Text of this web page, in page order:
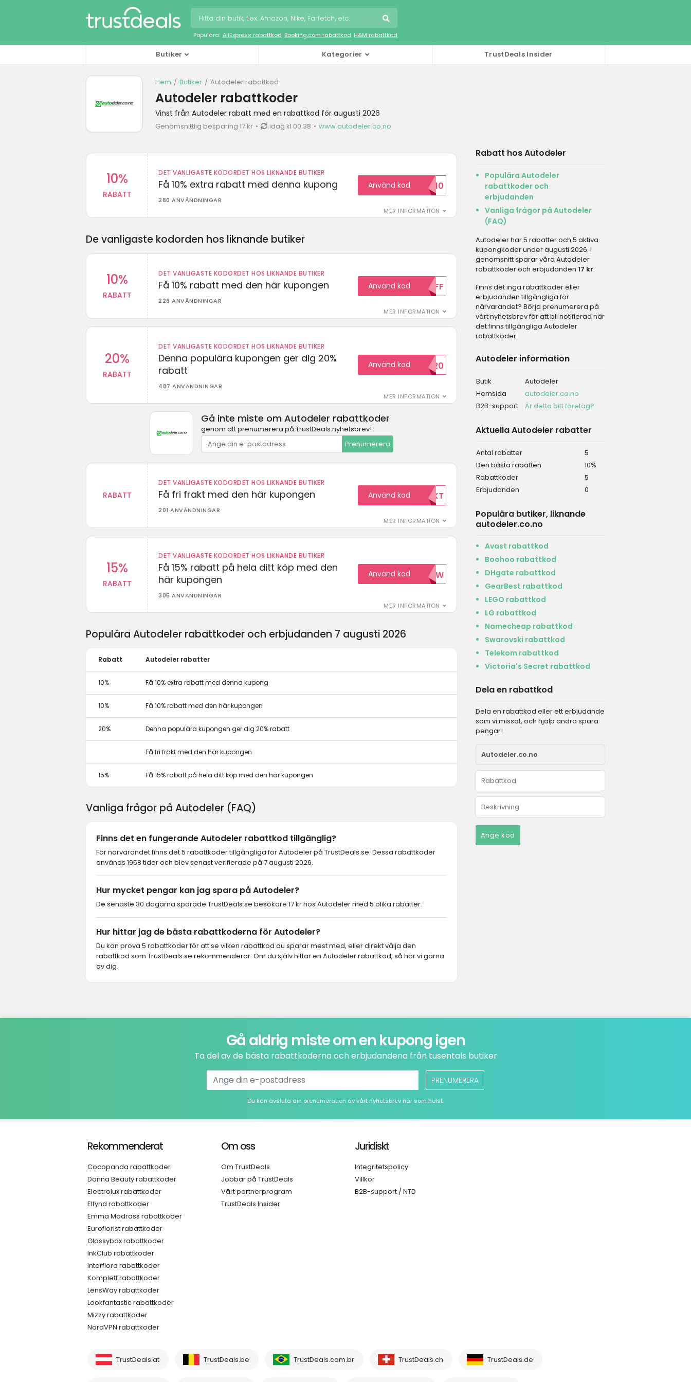
Populära: AliExpress rabattkod Booking.com rabattkod H&M rabattkod
Butiker Kategorier TrustDeals Insider
Hem Butiker Autodeler rabattkod
Autodeler rabattkoder
Vinst från Autodeler rabatt med en rabattkod för augusti 2026
Genomsnittlig besparing 17 kr idag kl 00:38 www.autodeler.co.no
10%
RABATT
DET VANLIGASTE KODORDET HOS LIKNANDE BUTIKER
Få 10% extra rabatt med denna kupong
280 ANVÄNDNINGAR
MER INFORMATION
Använd kod
VILKOMMEN10
De vanligaste kodorden hos liknande butiker
10%
RABATT
DET VANLIGASTE KODORDET HOS LIKNANDE BUTIKER
Få 10% rabatt med den här kupongen
226 ANVÄNDNINGAR
MER INFORMATION
Använd kod 10OFF
20%
RABATT
DET VANLIGASTE KODORDET HOS LIKNANDE BUTIKER
Denna populära kupongen ger dig 20%
rabatt
487 ANVÄNDNINGAR
MER INFORMATION
Använd kodHELLO20
Gå inte miste om Autodeler rabattkoder
genom att prenumerera på TrustDeals nyhetsbrev!
Prenumerera
RABATT
DET VANLIGASTE KODORDET HOS LIKNANDE BUTIKER
Få fri frakt med den här kupongen
201 ANVÄNDNINGAR
MER INFORMATION
Använd kodFRIFRAKT
15%
RABATT
DET VANLIGASTE KODORDET HOS LIKNANDE BUTIKER
Få 15% rabatt på hela ditt köp med den
här kupongen
305 ANVÄNDNINGAR
MER INFORMATION
Använd kod 15NOW
Rabatt hos Autodeler
Populära Autodeler
rabattkoder och
erbjudanden
Vanliga frågor på Autodeler
(FAQ)
Autodeler har 5 rabatter och 5 aktiva
kupongkoder under augusti 2026. I
genomsnitt sparar våra Autodeler
rabattkoder och erbjudanden 17 kr.
Finns det inga rabattkoder eller
erbjudanden tillgängliga för
närvarandet? Börja prenumerera på
vårt nyhetsbrev för att bli notifierad när
det finns tillgängliga Autodeler
rabattkoder.
Autodeler information
Butik
Autodeler
Hemsida
autodeler.co.no
B2B-support
Är detta ditt företag?
Aktuella Autodeler rabatter
Antal rabatter
5
Den bästa rabatten
10%
Rabattkoder
5
Erbjudanden
0
Populära butiker, liknande
autodeler.co.no
Avast rabattkod
Boohoo rabattkod
DHgate rabattkod
GearBest rabattkod
LEGO rabattkod
LG rabattkod
Namecheap rabattkod
Swarovski rabattkod
Telekom rabattkod
Victoria's Secret rabattkod
Dela en rabattkod
Dela en rabattkod eller ett erbjudande
som vi missat, och hjälp andra spara
pengar!
Ange kod
Populära Autodeler rabattkoder och erbjudanden 7 augusti 2026
Rabatt Autodeler rabatter
10% Få 10% extra rabatt med denna kupong
10% Få 10% rabatt med den här kupongen
20% Denna populära kupongen ger dig 20% rabatt
Få fri frakt med den här kupongen
15% Få 15% rabatt på hela ditt köp med den här kupongen
Vanliga frågor på Autodeler (FAQ)
Finns det en fungerande Autodeler rabattkod tillgänglig?
För närvarandet finns det 5 rabattkoder tillgängliga för Autodeler på TrustDeals.se. Dessa rabattkoder
används 1958 tider och blev senast verifierade på 7 augusti 2026.
Hur mycket pengar kan jag spara på Autodeler?
De senaste 30 dagarna sparade TrustDeals.se besökare 17 kr hos Autodeler med 5 olika rabatter.
Hur hittar jag de bästa rabattkoderna för Autodeler?
Du kan prova 5 rabattkoder för att se vilken rabattkod du sparar mest med, eller direkt välja den
rabattkod som TrustDeals.se rekommenderar. Om du själv hittar en Autodeler rabattkod, så hör vi gärna
av dig.
Gå aldrig miste om en kupong igen
Ta del av de bästa rabattkoderna och erbjudandena från tusentals butiker
PRENUMERERA
Du kan avsluta din prenumeration av vårt nyhetsbrev när som helst.
Rekommenderat
Cocopanda rabattkoder
Donna Beauty rabattkoder
Electrolux rabattkoder
Elfynd rabattkoder
Emma Madrass rabattkoder
Euroflorist rabattkoder
Glossybox rabattkoder
InkClub rabattkoder
Interflora rabattkoder
Komplett rabattkoder
LensWay rabattkoder
Lookfantastic rabattkoder
Mizzy rabattkoder
NordVPN rabattkoder
Om oss
Om TrustDeals
Jobbar på TrustDeals
Vårt partnerprogram
TrustDeals Insider
Juridiskt
Integritetspolicy
Villkor
B2B-support / NTD
TrustDeals.at TrustDeals.be TrustDeals.com.br TrustDeals.ch TrustDeals.de